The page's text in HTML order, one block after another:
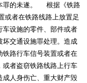
罪的未遂。 根据《铁路
或者在铁路线路上放置足
车设施的零件、部件或者
交通设施罪处理。造成
铁路行车信号装置或者在
者盗窃铁路线路上行车
人身伤亡、重大财产毁